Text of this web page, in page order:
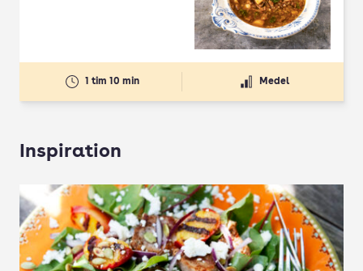
1 tim 10 min Medel
Inspiration